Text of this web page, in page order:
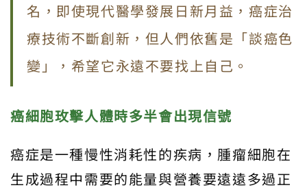
名，即使現代醫學發展日新月益，癌症治
療技術不斷創新，但人們依舊是「談癌色
變」，希望它永遠不要找上自己。
癌細胞玫擊人體時多半會出現信號
癌症是一種慢性消耗性的疾病，腫瘤細胞在
生成過程中需要的能量與營養要遠遠多過正